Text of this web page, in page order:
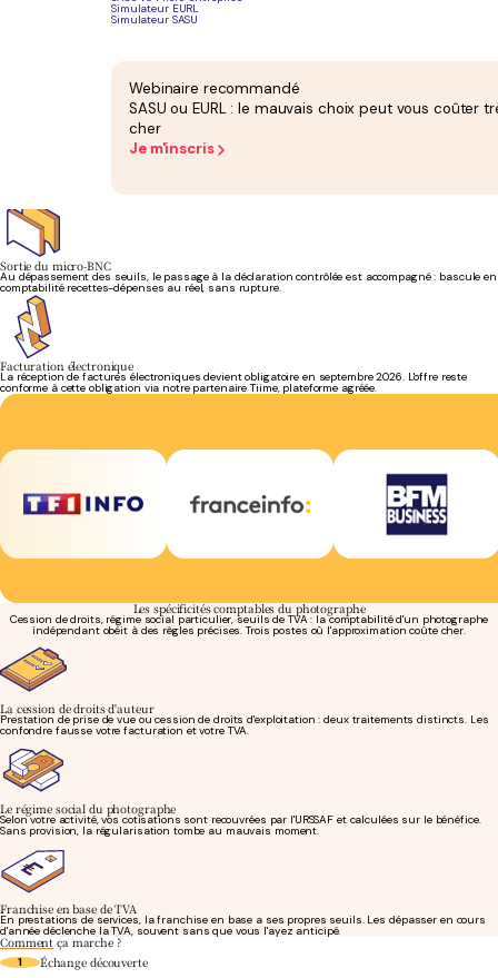
Simulateur EURL
Simulateur SASU
Webinaire recommandé
SASU ou EURL : le mauvais choix peut vous coûter
cher
Je m'inscris
Vos cotisations recouvrées par l'URSSAF sont suivies sur vos chiffres réels. Les régularisations
sont anticipées, plus de mauvaise surprise en fin d'année.
le traitement de TVA adapté à chacune.
Sortie du micro-BNC
Au dépassement des seuils, le passage à la déclaration contrôlée est accompagné : bascule en
comptabilité recettes-dépenses au réel, sans rupture.
Facturation électronique
La réception de factures électroniques devient obligatoire en septembre 2026. L'offre reste
conforme à cette obligation via notre partenaire Tiime, plateforme agréée.
Les spécificités comptables du photographe
Cession de droits, régime social particulier, seuils de TVA : la comptabilité d'un photographe
indépendant obéit à des règles précises. Trois postes où l'approximation coûte cher.
La cession de droits d'auteur
Prestation de prise de vue ou cession de droits d'exploitation : deux traitements distincts. Les
confondre fausse votre facturation et votre TVA.
Le régime social du photographe
Selon votre activité, vos cotisations sont recouvrées par l'URSSAF et calculées sur le bénéfice.
Sans provision, la régularisation tombe au mauvais moment.
Franchise en base de TVA
En prestations de services, la franchise en base a ses propres seuils. Les dépasser en cours
d'année déclenche la TVA, souvent sans que vous l'ayez anticipé.
Comment ça marche ?
1 Échange découverte